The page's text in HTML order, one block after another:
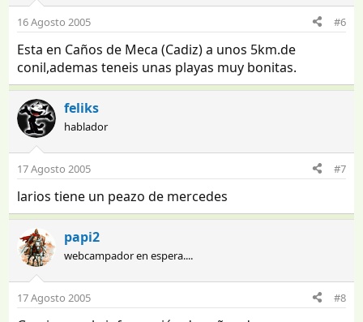
16 Agosto 2005 #6
Esta en Caños de Meca (Cadiz) a unos 5km.de
conil,ademas teneis unas playas muy bonitas.
feliks
hablador
17 Agosto 2005 #7
larios tiene un peazo de mercedes
papi2
webcampador en espera....
17 Agosto 2005 #8